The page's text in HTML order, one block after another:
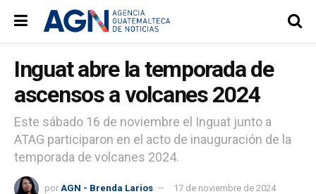
Inguat abre la temporada de
ascensos a volcanes 2024
Este sábado 16 de noviembre el Inguat junto a
ATAG participaron en el acto de inauguración de la
temporada de volcanes 2024.
por AGN - Brenda Larios 17 de noviembre de 2024